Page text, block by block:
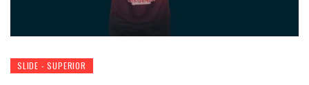
SLIDE - SUPERIOR